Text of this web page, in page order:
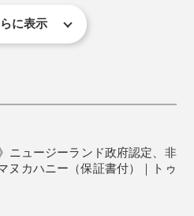
『トゥルーハニー』なら安
いるかがリアルタイムで分か
。
蜂家の連携によって、ようや
口の中が粘つきにくいし、で
らずにすみました！知らなか
に表示
ニュージーランド政府認定、非
ヌカハニー（保証書付）｜トゥ